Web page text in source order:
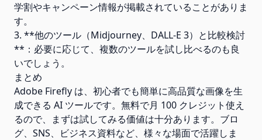
学割やキャンペーン情報が掲載されていることがありま
す。
3. **他のツール（Midjourney、DALL-E 3）と比較検討
**：必要に応じて、複数のツールを試し比べるのも良
いでしょう。
まとめ
Adobe Firefly は、初心者でも簡単に高品質な画像を生
成できる AI ツールです。無料で月 100 クレジット使え
るので、まずは試してみる価値は十分あります。ブロ
グ、SNS、ビジネス資料など、様々な場面で活躍しま